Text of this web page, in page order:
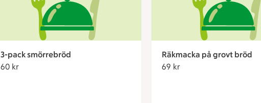
3-pack smörrebröd
60 kr
Räkmacka på grovt bröd
69 kr